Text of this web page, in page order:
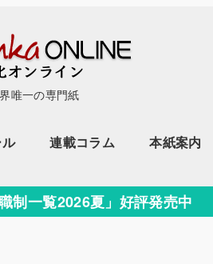
唯一の専門紙
連載コラム 本紙案内
制一覧2026夏」好評発売中